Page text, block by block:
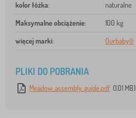
kolor łóżka: naturalne
Maksymalne obciążenie: 100 kg
więcej marki: Ourbaby®
PLIKI DO POBRANIA
Meadow_assembly_guide.pdf (1.01 MB)